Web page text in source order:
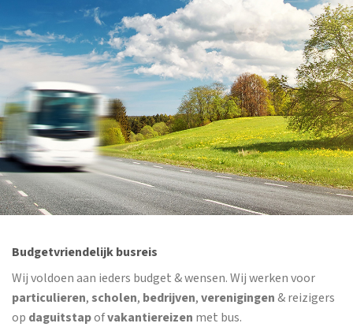
Budgetvriendelijk busreis
Wij voldoen aan ieders budget & wensen. Wij werken voor
particulieren,scholen, bedrijven,verenigingen& reizigers
op daguitstapofvakantiereizen met bus.